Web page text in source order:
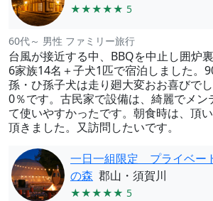
★★★★★ 5
60代～ 男性 ファミリー旅行
台風が接近する中、BBQを中止し囲炉
6家族14名＋子犬1匹で宿泊しました。
孫・ひ孫子犬は走り廻大変おお喜びで
0％です。古民家で設備は、綺麗でメン
て使いやすかったです。朝食時は、頂
頂きました。又訪問したいです。
一日一組限定 プライベー
の森 郡山・須賀川
★★★★★ 5